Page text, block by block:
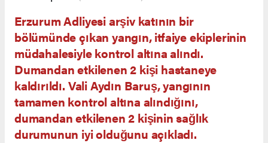
Erzurum Adliyesi arşiv katının bir
bölümünde çıkan yangın, itfaiye ekiplerinin
müdahalesiyle kontrol altına alındı.
Dumandan etkilenen 2 kişi hastaneye
kaldırıldı. Vali Aydın Baruş, yangının
tamamen kontrol altına alındığını,
dumandan etkilenen 2 kişinin sağlık
durumunun iyi olduğunu açıkladı.